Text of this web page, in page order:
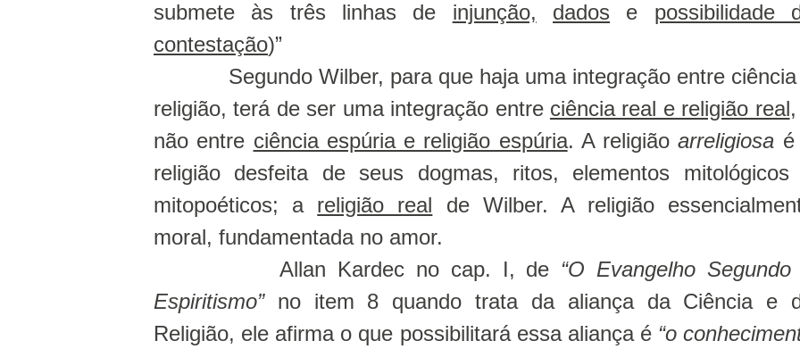
submete às três linhas de injunção, dados e possibilidade
contestação)”
Segundo Wilber, para que haja uma integração entre
religião, terá de ser uma integração entre ciência real e religião real
não entre ciência espúria e religião espúria. A religiãoarreligiosa
religião desfeita de seus dogmas, ritos, elementos mitológicos
mitopoéticos; a religião real de Wilber. A religião
moral, fundamentada no amor.
Allan Kardec no cap. I, de “O Evangelho
Espiritismo” no item 8 quando trata da aliança da Ciência e
Religião, ele afirma o que possibilitará essa aliança é “o